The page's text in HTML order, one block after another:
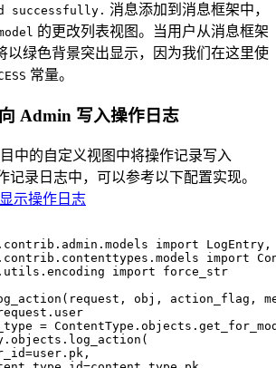
successfully. 消息添加到消息框架中，
的更改列表视图。当用户从消息框架
以绿色背景突出显示，因为我们在这里使
常量。
Admin 写入操作日志
中的自定义视图中将操作记录写入
记录日志中，可以参考以下配置实现。
示操作日志
import LogEntry,
import
import force_str
( request, obj, action_flag,
=